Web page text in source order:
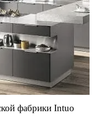
фабрики Intuo